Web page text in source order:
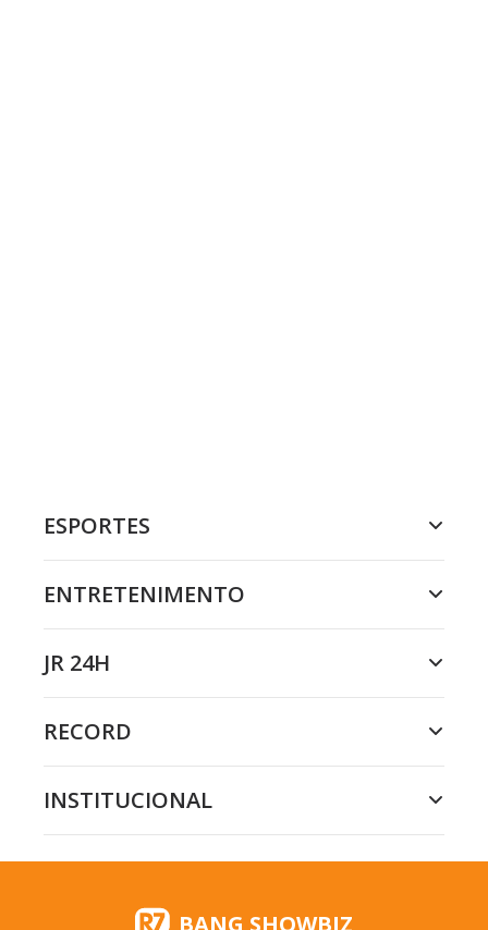
ESPORTES
ENTRETENIMENTO
JR 24H
RECORD
INSTITUCIONAL
BANG SHOWBIZ